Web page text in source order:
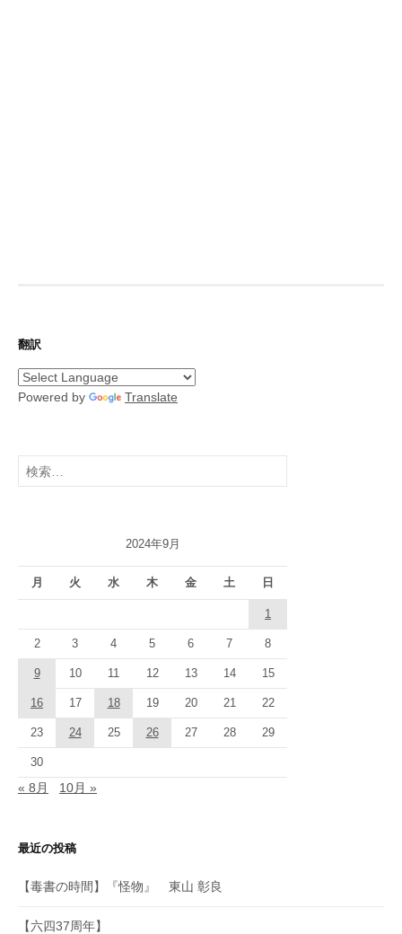
翻訳
Powered by Translate
検
索:
2024年9月
月 火 水 木 金 土 日
1
2 3 4 5 6 7 8
9 10 11 12 13 14 15
16 17 18 19 20 21 22
23 24 25 26 27 28 29
30
« 8月 10月 »
最近の投稿
【毒書の時間】『怪物』 東山 彰良
【六四37周年】